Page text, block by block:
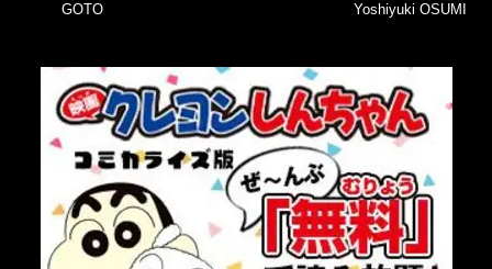
GOTO
Yoshiyuki OSUMI